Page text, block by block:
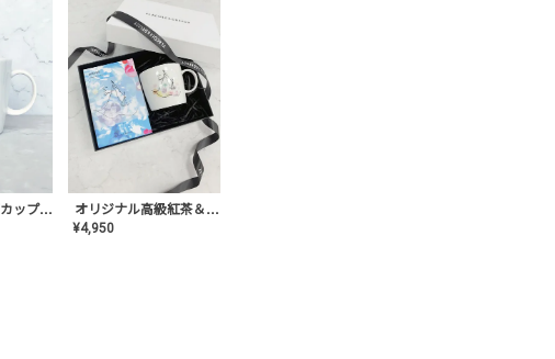
オリジナルマグカップ【AT-TW-03】ギフトセット有/プレゼント/内祝い/結婚式/ペア/食器/テーブルウェア/記念日/お返し/特別/高級/おしゃれ オリジナル高級紅茶＆マグカップ ギフト【AT-GF-02】ギフトセット/プレゼント/内祝い/結婚式/ハーブティー/高品質/マグカップ/食器/記念日/お返し/手土産/美容/おしゃれ
¥4,950